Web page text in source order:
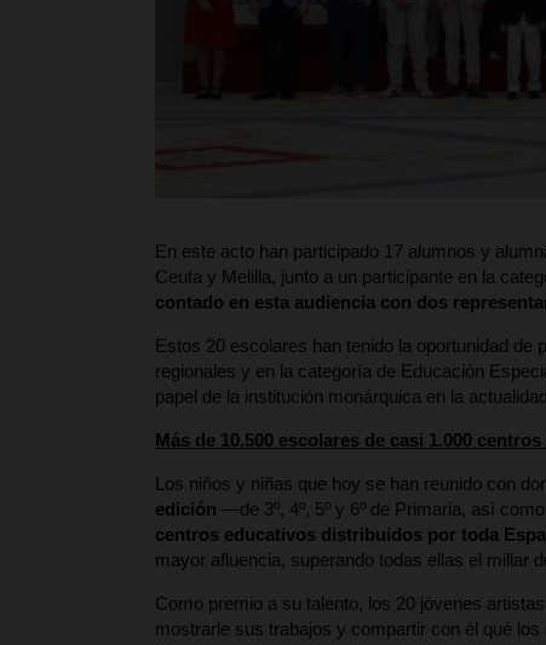
En este acto han participado 17 alumnos y
Ceuta y Melilla, junto a un participante en la
contado en esta audiencia con dos
Estos 20 escolares han tenido la oportunidad
regionales y en la categoría de Educación
papel de la institución monárquica en la
Más de 10.500 escolares de casi 1.000
Los niños y niñas que hoy se han reunido con
edición —de 3º, 4º, 5º y 6º de Primaria, así
centros educativos distribuidos por toda
mayor afluencia, superando todas ellas el millar
Como premio a su talento, los 20 jóvenes
mostrarle sus trabajos y compartir con él qué